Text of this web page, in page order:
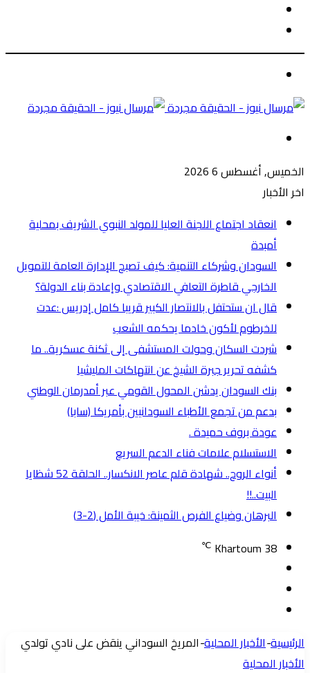
عن
الخميس, أغسطس 6 2026
اخر الأخبار
انعقاد اجتماع اللجنة العليا للمولد النبوي الشريف بمحلية
أمبدة
السودان وشركاء التنمية: كيف تصبح الإدارة العامة للتمويل
الخارجي قاطرة التعافي الاقتصادي وإعادة بناء الدولة؟
قال ان ستحتفل بالانتصار الكبير قريبا كامل إدريس :عدت
للخرطوم لأكون خادما يحكمه الشعب
شردت السكان وحولت المستشفى إلى ثكنة عسكرية.. ما
كشفه تحرير جبرة الشيخ عن انتهاكات المليشيا
بنك السودان يدشن المحول القومي عبر أمدرمان الوطني
بدعم من تجمع الأطباء السودانيين بأمريكا (سابا)
عودة بروف حميدة .
الاستسلام علامات فناء الدعم السريع
أنواء الروح.. شهادة قلم عاصر الانكسار.. الحلقة 52 شظايا
البيت..!!
البرهان وضياع الفرص الثمينة: خيبة الأمل (2-3)
Khartoum 38
℃
جانبيالرئيسية-الأخبار المحلية-المريخ السوداني ينقض على نادي تولدي
الأخبار المحلية